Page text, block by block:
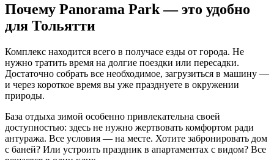
Почему Panorama Park — это удобно
для Тольятти
Комплекс находится всего в получасе езды от города. Не
нужно тратить время на долгие поездки или пересадки.
Достаточно собрать все необходимое, загрузиться в машину —
и через короткое время вы уже празднуете в окружении
природы.
База отдыха зимой особенно привлекательна своей
доступностью: здесь не нужно жертвовать комфортом ради
антуража. Все условия — на месте. Хотите забронировать дом
с баней? Или устроить праздник в апартаментах с видом? Все